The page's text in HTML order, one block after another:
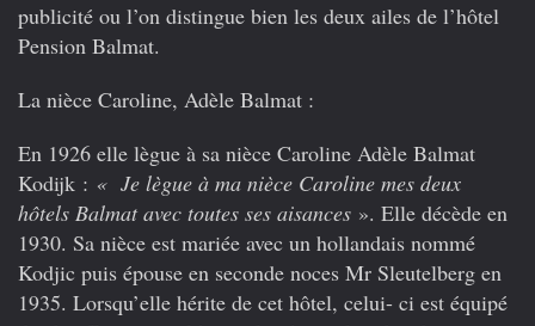
publicité ou l’on distingue bien les deux ailes de l’hôtel
Pension Balmat.
La nièce Caroline, Adèle Balmat :
En 1926 elle lègue à sa nièce Caroline Adèle Balmat
Kodijk : « Je lègue à ma nièce Caroline mes deux
hôtels Balmat avec toutes ses aisances ». Elle décède en
1930. Sa nièce est mariée avec un hollandais nommé
Kodjic puis épouse en seconde noces Mr Sleutelberg en
1935. Lorsqu’elle hérite de cet hôtel, celui- ci est équipé